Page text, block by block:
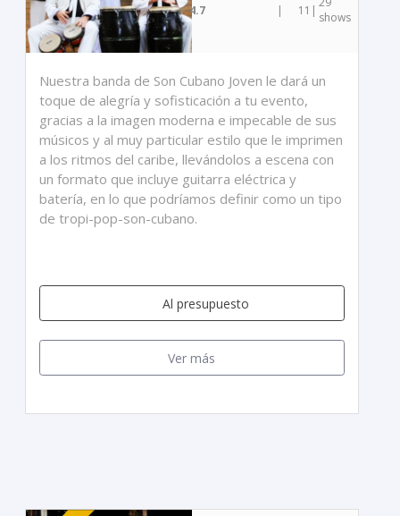
4.7 | 11 | shows
Nuestra banda de Son Cubano Joven le dará un
toque de alegría y sofisticación a tu evento,
gracias a la imagen moderna e impecable de sus
músicos y al muy particular estilo que le imprimen
a los ritmos del caribe, llevándolos a escena con
un formato que incluye guitarra eléctrica y
batería, en lo que podríamos definir como un tipo
de tropi-pop-son-cubano.
Al presupuesto
Ver más